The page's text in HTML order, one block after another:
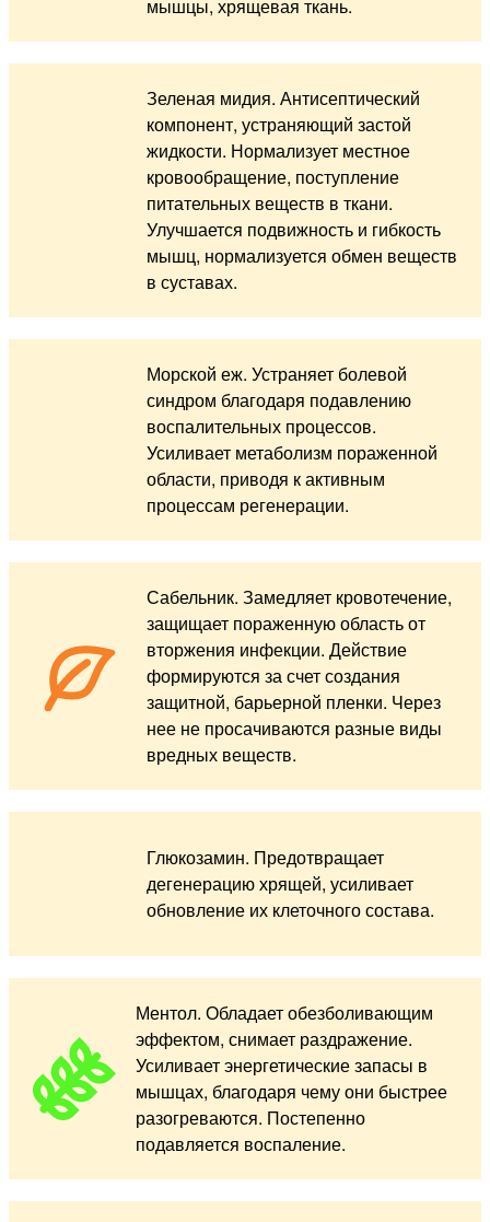
мышцы, хрящевая ткань.
Зеленая мидия. Антисептический
компонент, устраняющий застой
жидкости. Нормализует местное
кровообращение, поступление
питательных веществ в ткани.
Улучшается подвижность и гибкость
мышц, нормализуется обмен веществ
в суставах.
Морской еж. Устраняет болевой
синдром благодаря подавлению
воспалительных процессов.
Усиливает метаболизм пораженной
области, приводя к активным
процессам регенерации.
Сабельник. Замедляет кровотечение,
защищает пораженную область от
вторжения инфекции. Действие
формируются за счет создания
защитной, барьерной пленки. Через
нее не просачиваются разные виды
вредных веществ.
Глюкозамин. Предотвращает
дегенерацию хрящей, усиливает
обновление их клеточного состава.
Ментол. Обладает обезболивающим
эффектом, снимает раздражение.
Усиливает энергетические запасы в
мышцах, благодаря чему они быстрее
разогреваются. Постепенно
подавляется воспаление.